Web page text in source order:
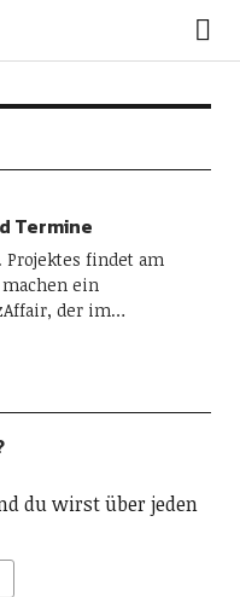
Termine
Projektes findet am
ein
der im…
du wirst über jeden